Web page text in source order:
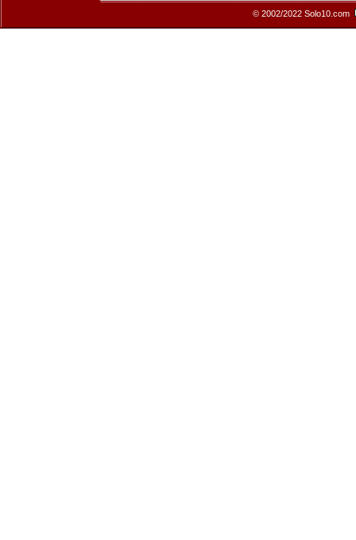
© 2002/2022 Solo10.com